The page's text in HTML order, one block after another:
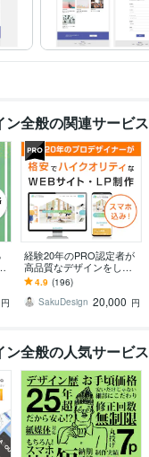
全般の関連サービス
円
経験20年のPRO認定者が
高品質なデザインをしま
す スマホ込み！差をつけ
るWEBサイト、LPデザイ
ン承ります
4.9 (196)
SakuDesign 20,000 円
全般の人気サービス